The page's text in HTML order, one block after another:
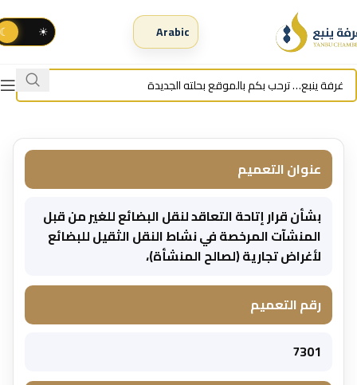
☀
☾
عنوان التعميم
بشأن قرار إتاحة التعاقد لنقل البضائع للغير من قبل
المنشآت المرخصة في نشاط النقل الثقيل للبضائع
لأغراض تجارية (لصالح المنشأة)،
رقم التعميم
7301